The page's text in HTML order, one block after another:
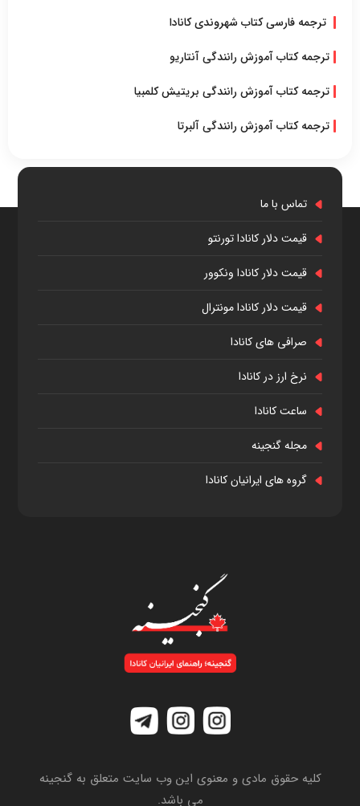
ترجمه فارسی کتاب شهروندی کانادا
ترجمه کتاب آموزش رانندگی آنتاریو
ترجمه کتاب آموزش رانندگی بریتیش کلمبیا
ترجمه کتاب آموزش رانندگی آلبرتا
تماس با ما
قیمت دلار کانادا تورنتو
قیمت دلار کانادا ونکوور
قیمت دلار کانادا مونترال
صرافی های کانادا
نرخ ارز در کانادا
ساعت کانادا
مجله گنجینه
گروه های ایرانیان کانادا
کلیه حقوق مادی و معنوی این وب سایت متعلق به گنجینه
می باشد.